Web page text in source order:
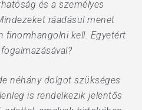
és a személyes
ráadásul menet
finomhangolni kell. Egyetért
néhány dolgot szükséges
is rendelkezik jelentős